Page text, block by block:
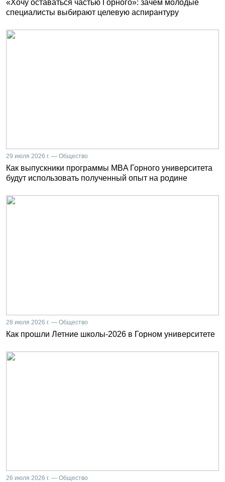
«Хочу оставаться частью Горного»: зачем молодые
специалисты выбирают целевую аспирантуру
29 июля 2026 г. — Общество
Как выпускники программы MBA Горного университета
будут использовать полученный опыт на родине
28 июля 2026 г. — Общество
Как прошли Летние школы-2026 в Горном университете
26 июля 2026 г. — Общество